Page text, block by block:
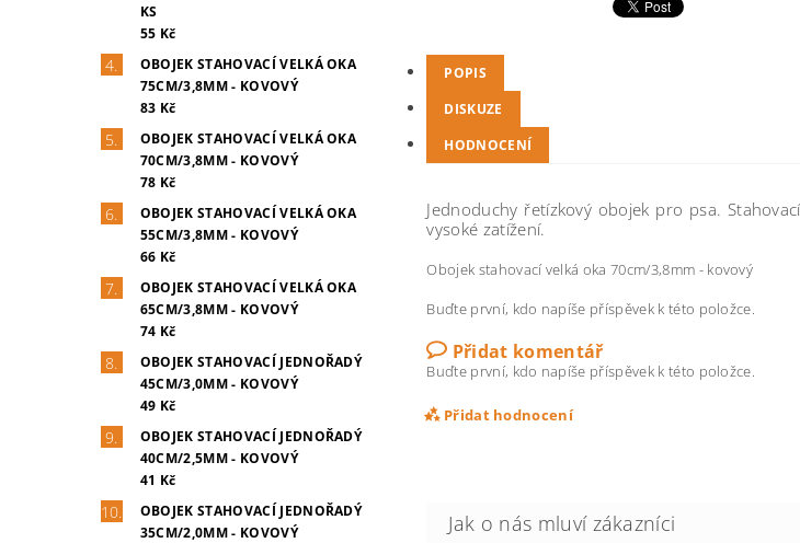
KS
55 Kč
OBOJEK STAHOVACÍ VELKÁ OKA
75CM/3,8MM - KOVOVÝ
83 Kč
OBOJEK STAHOVACÍ VELKÁ OKA
70CM/3,8MM - KOVOVÝ
78 Kč
OBOJEK STAHOVACÍ VELKÁ OKA
55CM/3,8MM - KOVOVÝ
66 Kč
OBOJEK STAHOVACÍ VELKÁ OKA
65CM/3,8MM - KOVOVÝ
74 Kč
OBOJEK STAHOVACÍ JEDNOŘADÝ
45CM/3,0MM - KOVOVÝ
49 Kč
OBOJEK STAHOVACÍ JEDNOŘADÝ
40CM/2,5MM - KOVOVÝ
41 Kč
OBOJEK STAHOVACÍ JEDNOŘADÝ
35CM/2,0MM - KOVOVÝ
POPIS
DISKUZE
HODNOCENÍ
Jednoduchy řetízkový obojek pro psa.
vysoké zatížení.
Obojek stahovací velká oka 70cm/3,8mm - kovový
Buďte první, kdo napíše příspěvek k této položce.
Přidat komentář
Buďte první, kdo napíše příspěvek k této položce.
Přidat hodnocení